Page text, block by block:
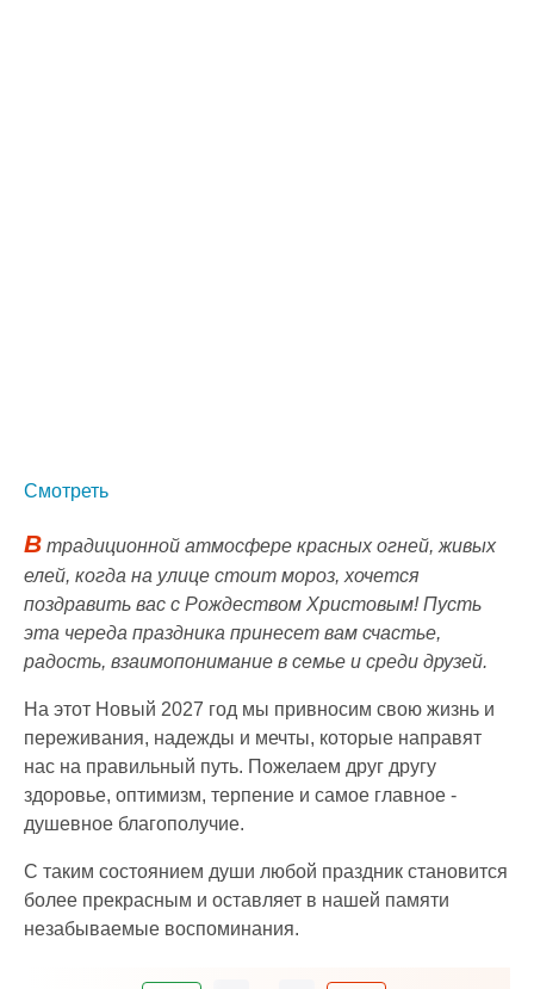
Смотреть
В традиционной атмосфере красных огней, живых
елей, когда на улице стоит мороз, хочется
поздравить вас с Рождеством Христовым! Пусть
эта череда праздника принесет вам счастье,
радость, взаимопонимание в семье и среди друзей.
На этот Новый 2027 год мы привносим свою жизнь и
переживания, надежды и мечты, которые направят
нас на правильный путь. Пожелаем друг другу
здоровье, оптимизм, терпение и самое главное -
душевное благополучие.
С таким состоянием души любой праздник становится
более прекрасным и оставляет в нашей памяти
незабываемые воспоминания.